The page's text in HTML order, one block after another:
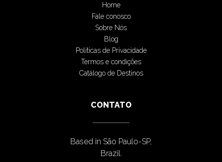
Home
Fale conosco
Sobre Nós
Blog
Políticas de Privacidade
Termos e condições
Catálogo de Destinos
CONTATO
Based in São Paulo-SP,
Brazil.